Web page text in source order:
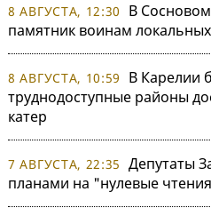
8 АВГУСТА, 12:30
В
памятник воинам
8 АВГУСТА, 10:59
В Карелии
труднодоступные районы
катер
7 АВГУСТА, 22:35 Депутаты
планами на "нулевые